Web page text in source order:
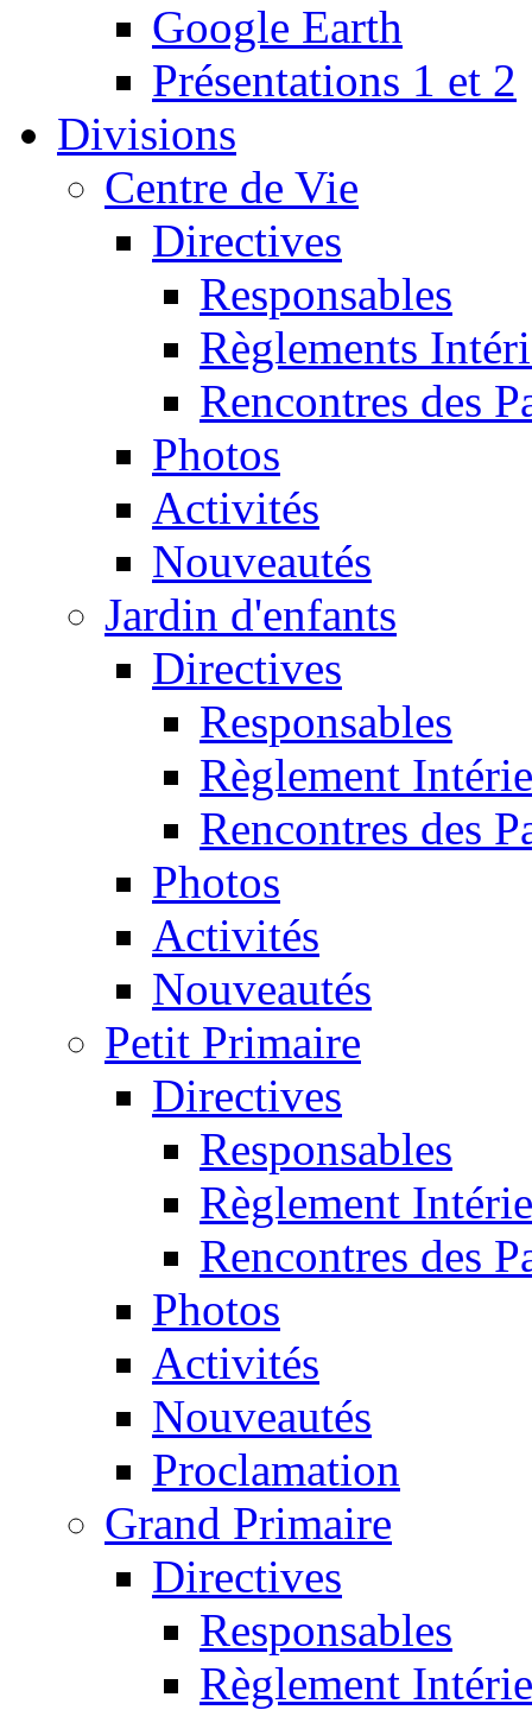
Google Earth
Présentations 1 et 2
Divisions
Centre de Vie
Directives
Responsables
Règlements
Rencontres des
Photos
Activités
Nouveautés
Jardin d'enfants
Directives
Responsables
Règlement
Rencontres des
Photos
Activités
Nouveautés
Petit Primaire
Directives
Responsables
Règlement
Rencontres des
Photos
Activités
Nouveautés
Proclamation
Grand Primaire
Directives
Responsables
Règlement